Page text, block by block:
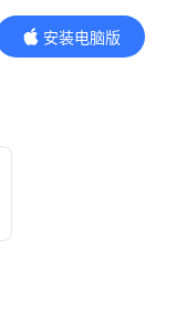
安装电脑版
内容更精彩